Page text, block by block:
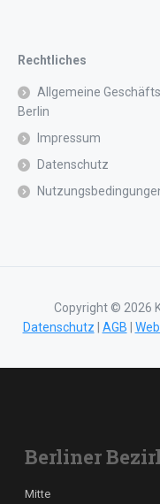
Rechtliches
Allgemeine
Berlin
Impressum
Datenschutz
Copyright © 2026
Datenschutz | AGB |
Berliner
Mitte